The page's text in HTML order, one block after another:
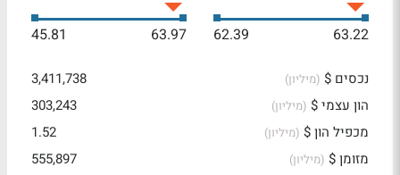
63.22
62.39
63.97
45.81
נכסים $ (מיליון)
3,411,738
הון עצמי $ (מיליון)
303,243
מכפיל הון $ (מיליון)
1.52
מזומן $ (מיליון)
555,897